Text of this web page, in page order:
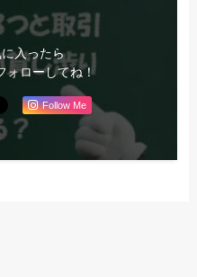
入ったら
ォローしてね！
Follow Me